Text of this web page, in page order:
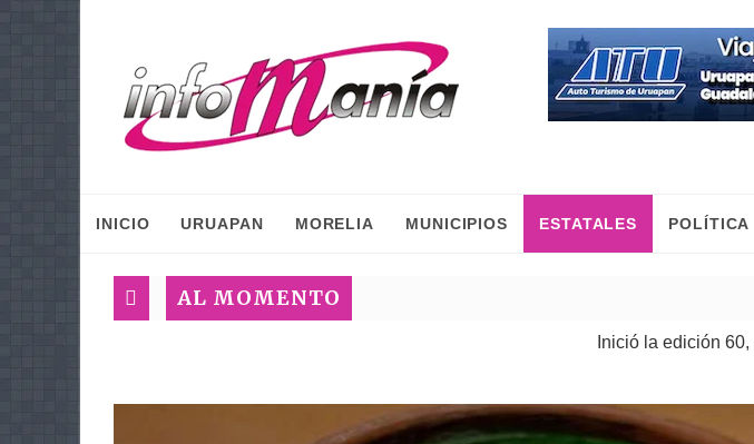
INICIO URUAPAN MORELIA MUNICIPIOS ESTATALES POLÍTICA
AL MOMENTO
Inició la edición 60, de la Feria